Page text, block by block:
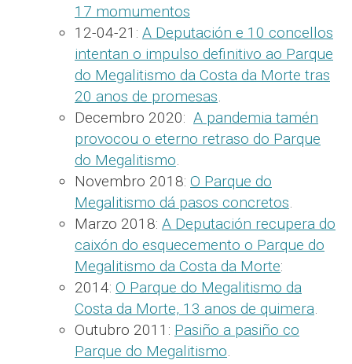
17 momumentos
12-04-21: A Deputación e 10 concellos
intentan o impulso definitivo ao Parque
do Megalitismo da Costa da Morte tras
20 anos de promesas.
Decembro 2020: A pandemia tamén
provocou o eterno retraso do Parque
do Megalitismo.
Novembro 2018: O Parque do
Megalitismo dá pasos concretos.
Marzo 2018: A Deputación recupera do
caixón do esquecemento o Parque do
Megalitismo da Costa da Morte:
2014: O Parque do Megalitismo da
Costa da Morte, 13 anos de quimera.
Outubro 2011: Pasiño a pasiño co
Parque do Megalitismo.